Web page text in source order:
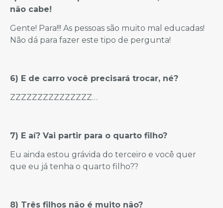
não cabe!
Gente! Para!!! As pessoas são muito mal educadas!
Não dá para fazer este tipo de pergunta!
6) E de carro você precisará trocar, né?
ZZZZZZZZZZZZZZZ…
7) E aí? Vai partir para o quarto filho?
Eu ainda estou grávida do terceiro e você quer
que eu já tenha o quarto filho??
8) Três filhos não é muito não?